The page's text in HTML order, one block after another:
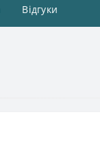
Відгуки